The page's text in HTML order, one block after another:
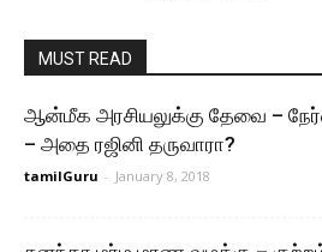
MUST READ
ஆன்மீக அரசியலுக்கு தேவை –
– அதை ரஜினி தருவாரா?
tamilGuru - January 8, 2018